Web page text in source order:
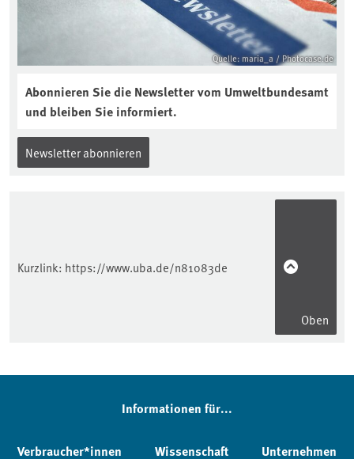
Quelle: maria_a / Photocase.de
Abonnieren Sie die Newsletter vom Umweltbundesamt
und bleiben Sie informiert.
Newsletter abonnieren
Kurzlink: https://www.uba.de/n81083de
Oben
Informationen für...
Verbraucher*innen Wissenschaft Unternehmen